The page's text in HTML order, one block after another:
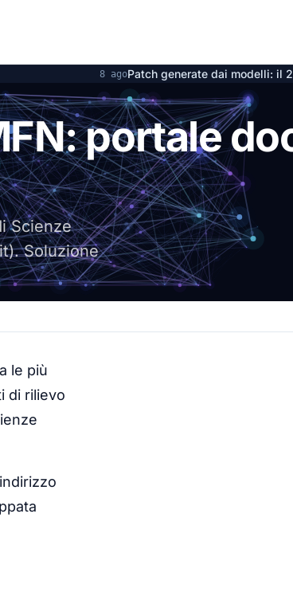
Patch generate dai modelli: il 26%
portale
Scienze
Soluzione
le più
di rilievo